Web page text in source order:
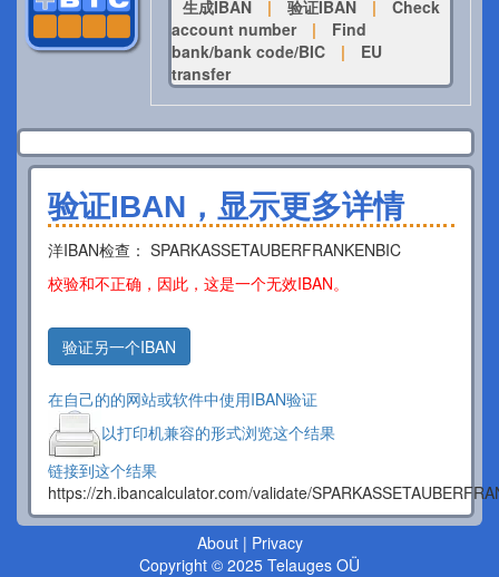
生成IBAN
| 验证IBAN |
Check
account number
|
Find
bank/bank code/BIC
|
EU
transfer
验证IBAN，显示更多详情
洋IBAN检查： SPARKASSETAUBERFRANKENBIC
校验和不正确，因此，这是一个无效IBAN。
验证另一个IBAN
在自己的的网站或软件中使用IBAN验证
以打印机兼容的形式浏览这个结果
链接到这个结果
https://zh.ibancalculator.com/validate/
About| Privacy
Copyright © 2025 Telauges OÜ